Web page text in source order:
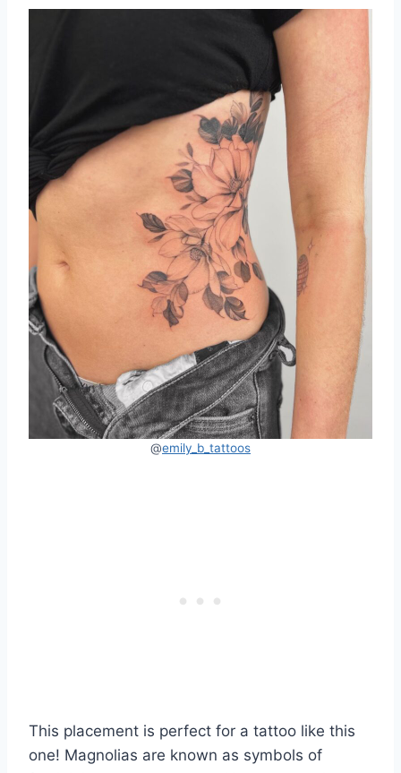
@emily_b_tattoos
This placement is perfect for a tattoo like this
one! Magnolias are known as symbols of